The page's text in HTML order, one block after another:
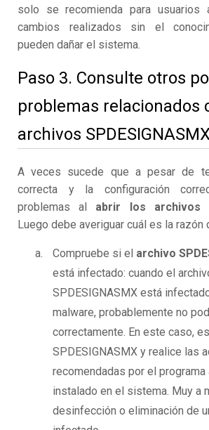
solo se recomienda para usuarios
cambios realizados sin el
pueden dañar el sistema.
Paso 3. Consulte otros
problemas relacionados
archivos
A veces sucede que a pesar de
correcta y la configuración
problemas al abrir los archivos
Luego debe averiguar cuál es la razón
Compruebe si el archivo
está infectado: cuando el
SPDESIGNASMX está
malware, probablemente no
correctamente. En este caso,
SPDESIGNASMX y realice las
recomendadas por el programa
instalado en el sistema. Muy a
desinfección o eliminación de